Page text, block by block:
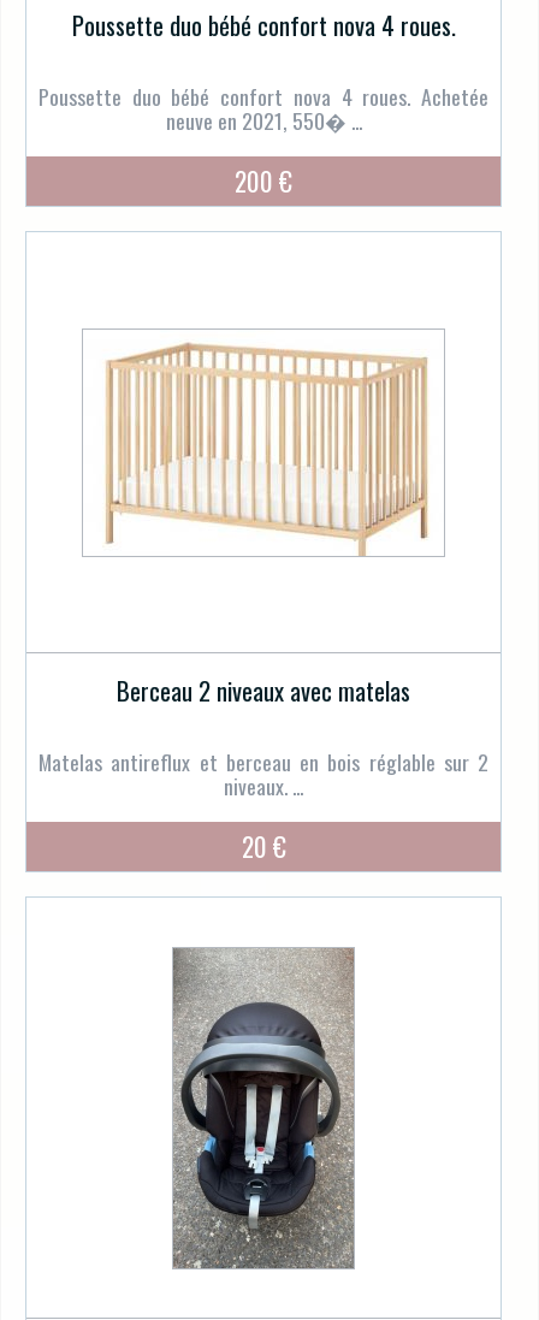
Poussette duo bébé confort nova 4 roues.
Poussette duo bébé confort nova 4 roues. Achetée
neuve en 2021, 550� ...
200 €
Berceau 2 niveaux avec matelas
Matelas antireflux et berceau en bois réglable sur 2
niveaux. ...
20 €